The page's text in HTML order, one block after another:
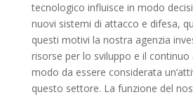
tecnologico influisce in modo
nuovi sistemi di attacco e difesa,
questi motivi la nostra agenzia
risorse per lo sviluppo e il
modo da essere considerata
questo settore. La funzione del